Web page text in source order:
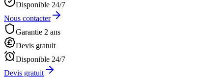
Disponible 24/7
Nous contacter
Garantie 2 ans
Devis gratuit
Disponible 24/7
Devis gratuit